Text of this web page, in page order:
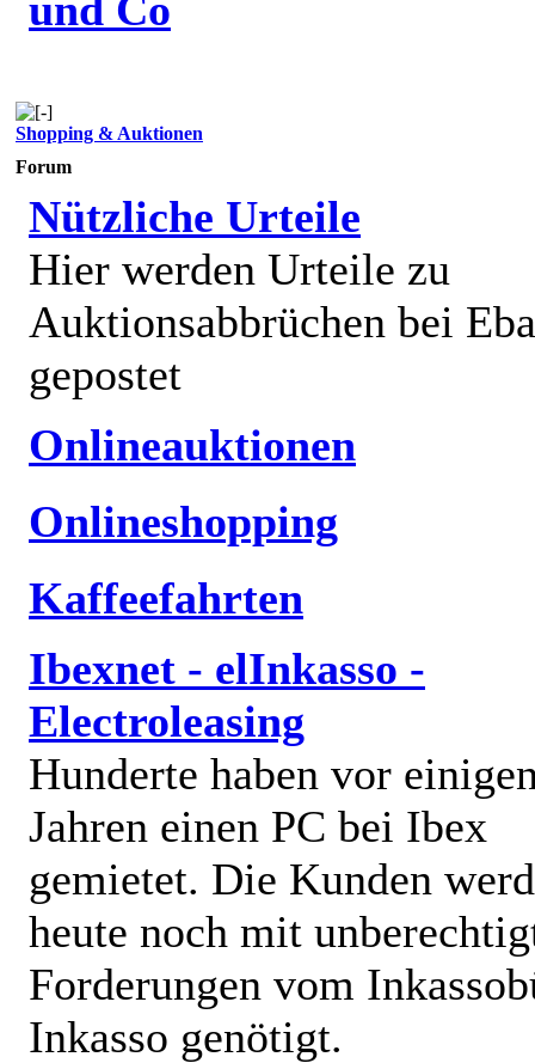
Shopping & Auktionen
Forum
Nützliche Urteile
Hier werden Urteile zu
Auktionsabbrüchen bei
gepostet
Onlineauktionen
Onlineshopping
Kaffeefahrten
Ibexnet - elInkasso -
Electroleasing
Hunderte haben vor
Jahren einen PC bei Ibex
gemietet. Die Kunden
heute noch mit
Forderungen vom
Inkasso genötigt.